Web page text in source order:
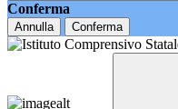
Conferma
Annulla Conferma